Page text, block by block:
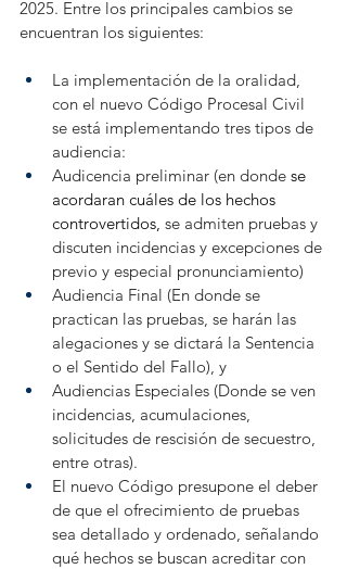
2025. Entre los principales cambios se
encuentran los siguientes:
La implementación de la oralidad,
con el nuevo Código Procesal Civil
se está implementando tres tipos de
audiencia:
Audicencia preliminar (en donde se
acordaran cuáles de los hechos
controvertidos, se admiten pruebas y
discuten incidencias y excepciones de
previo y especial pronunciamiento)
Audiencia Final (En donde se
practican las pruebas, se harán las
alegaciones y se dictará la Sentencia
o el Sentido del Fallo), y
Audiencias Especiales (Donde se ven
incidencias, acumulaciones,
solicitudes de rescisión de secuestro,
entre otras).
El nuevo Código presupone el deber
de que el ofrecimiento de pruebas
sea detallado y ordenado, señalando
qué hechos se buscan acreditar con